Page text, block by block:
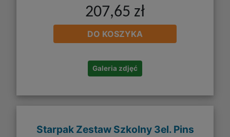
207,65 zł
DO KOSZYKA
Galeria zdjęć
Starpak Zestaw Szkolny 3el. Pins